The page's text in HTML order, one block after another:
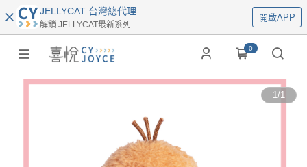
JELLYCAT 台灣總代理
解鎖 JELLYCAT最新系列
開啟APP
0
1/1